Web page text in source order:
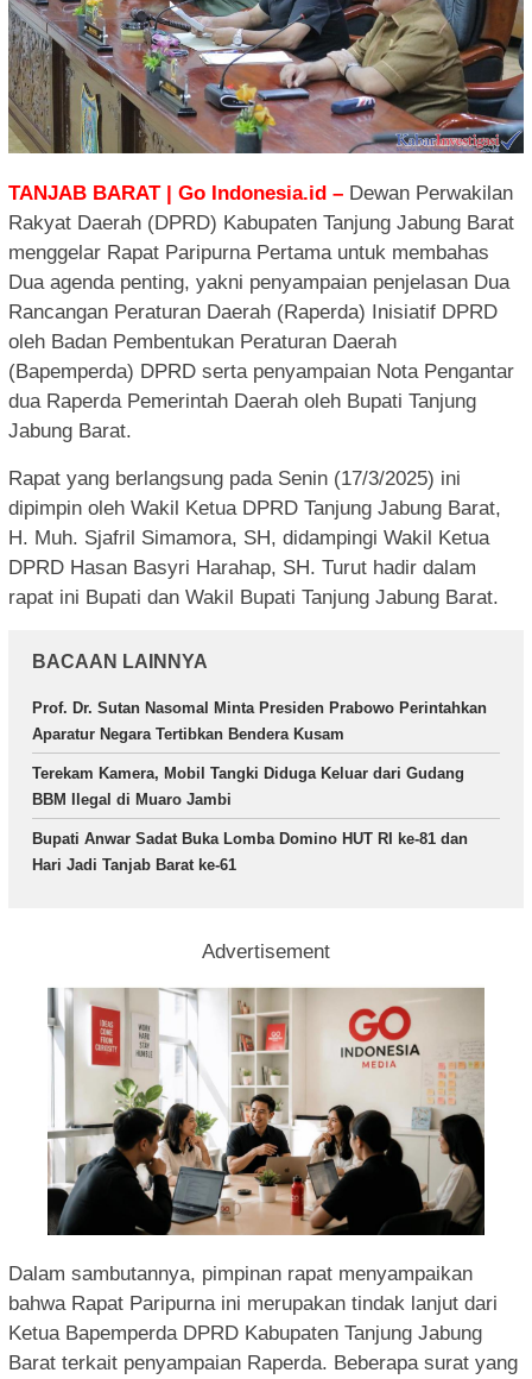
TANJAB BARAT | Go Indonesia.id – Dewan Perwakilan
Rakyat Daerah (DPRD) Kabupaten Tanjung Jabung Barat
menggelar Rapat Paripurna Pertama untuk membahas
Dua agenda penting, yakni penyampaian penjelasan Dua
Rancangan Peraturan Daerah (Raperda) Inisiatif DPRD
oleh Badan Pembentukan Peraturan Daerah
(Bapemperda) DPRD serta penyampaian Nota Pengantar
dua Raperda Pemerintah Daerah oleh Bupati Tanjung
Jabung Barat.
Rapat yang berlangsung pada Senin (17/3/2025) ini
dipimpin oleh Wakil Ketua DPRD Tanjung Jabung Barat,
H. Muh. Sjafril Simamora, SH, didampingi Wakil Ketua
DPRD Hasan Basyri Harahap, SH. Turut hadir dalam
rapat ini Bupati dan Wakil Bupati Tanjung Jabung Barat.
BACAAN LAINNYA
Prof. Dr. Sutan Nasomal Minta Presiden Prabowo Perintahkan
Aparatur Negara Tertibkan Bendera Kusam
Terekam Kamera, Mobil Tangki Diduga Keluar dari Gudang
BBM Ilegal di Muaro Jambi
Bupati Anwar Sadat Buka Lomba Domino HUT RI ke-81 dan
Hari Jadi Tanjab Barat ke-61
Advertisement
Dalam sambutannya, pimpinan rapat menyampaikan
bahwa Rapat Paripurna ini merupakan tindak lanjut dari
Ketua Bapemperda DPRD Kabupaten Tanjung Jabung
Barat terkait penyampaian Raperda. Beberapa surat yang